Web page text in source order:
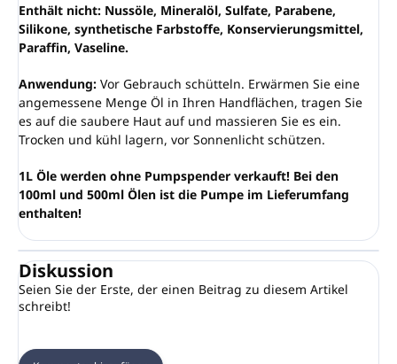
Enthält nicht: Nussöle, Mineralöl, Sulfate, Parabene,
Silikone, synthetische Farbstoffe, Konservierungsmittel,
Paraffin, Vaseline.
Anwendung: Vor Gebrauch schütteln. Erwärmen Sie eine
angemessene Menge Öl in Ihren Handflächen, tragen Sie
es auf die saubere Haut auf und massieren Sie es ein.
Trocken und kühl lagern, vor Sonnenlicht schützen.
1L Öle werden ohne Pumpspender verkauft! Bei den
100ml und 500ml Ölen ist die Pumpe im Lieferumfang
enthalten!
Diskussion
Seien Sie der Erste, der einen Beitrag zu diesem Artikel
schreibt!